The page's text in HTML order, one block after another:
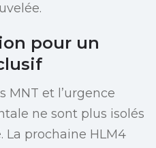
pour un
MNT et l’urgence
ne sont plus isolés
La prochaine HLM4